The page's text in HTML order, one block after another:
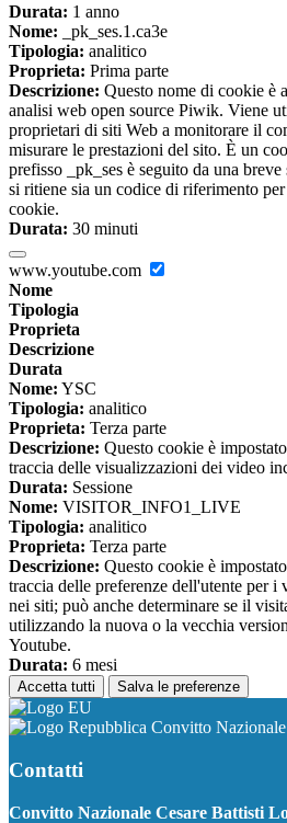
Durata: 1 anno
Nome: _pk_ses.1.ca3e
Tipologia: analitico
Proprieta: Prima parte
Descrizione: Questo nome di cookie è
analisi web open source Piwik. Viene
proprietari di siti Web a monitorare il
misurare le prestazioni del sito. È un
prefisso _pk_ses è seguito da una
si ritiene sia un codice di riferimento
cookie.
Durata: 30 minuti
www.youtube.com
Nome
Tipologia
Proprieta
Descrizione
Durata
Nome: YSC
Tipologia: analitico
Proprieta: Terza parte
Descrizione: Questo cookie è
traccia delle visualizzazioni dei video
Durata: Sessione
Nome: VISITOR_INFO1_LIVE
Tipologia: analitico
Proprieta: Terza parte
Descrizione: Questo cookie è
traccia delle preferenze dell'utente per
nei siti; può anche determinare se il
utilizzando la nuova o la vecchia
Youtube.
Durata: 6 mesi
Accetta tutti Salva le preferenze
Convitto
Contatti
Convitto Nazionale Cesare Battisti